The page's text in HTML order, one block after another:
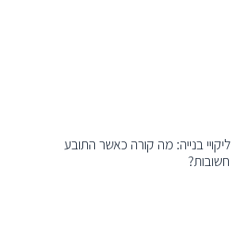
בנייה: מה קורה כאשר התובע